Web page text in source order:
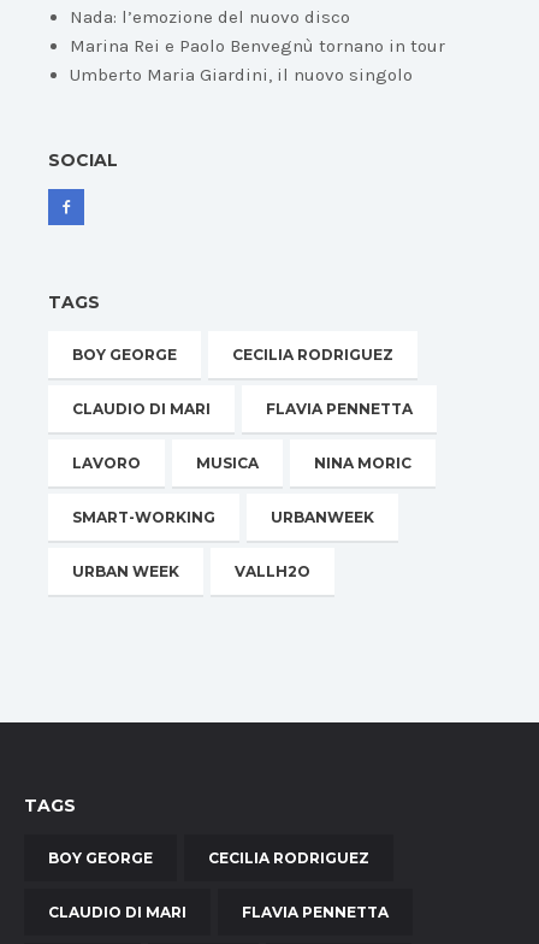
Nada: l’emozione del nuovo disco
Marina Rei e Paolo Benvegnù tornano in tour
Umberto Maria Giardini, il nuovo singolo
SOCIAL
TAGS
BOY GEORGE CECILIA RODRIGUEZ
CLAUDIO DI MARI FLAVIA PENNETTA
LAVORO MUSICA NINA MORIC
SMART-WORKING URBANWEEK
URBAN WEEK VALLH2O
TAGS
BOY GEORGE CECILIA RODRIGUEZ
CLAUDIO DI MARI FLAVIA PENNETTA